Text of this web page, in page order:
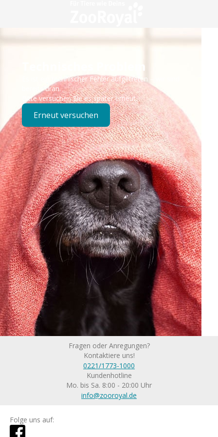
Technisches Problem
Es ist ein technischer Fehler aufgetreten – wir sind
bereits dran.
Bitte versuchen Sie es später erneut.
Erneut versuchen
Fragen oder Anregungen?
Kontaktiere uns!
0221/1773-1000
Kundenhotline
Mo. bis Sa. 8:00 - 20:00 Uhr
info@zooroyal.de
Folge uns auf: